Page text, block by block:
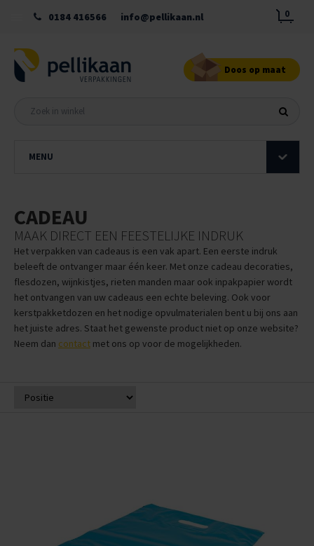
0184 416566 info@pellikaan.nl 0
Doos op maat
MENU
CADEAU
MAAK DIRECT EEN FEESTELIJKE INDRUK
Het verpakken van cadeaus is een vak apart. Een eerste indruk
beleeft de ontvanger maar één keer. Met onze cadeau decoraties,
flesdozen, wijnkistjes, rieten manden maar ook inpakpapier wordt
het ontvangen van uw cadeaus een echte beleving. Ook voor
kerstpakketdozen en het nodige opvulmaterialen bent u bij ons aan
het juiste adres. Staat het gewenste product niet op onze website?
Neem dan contact met ons op voor de mogelijkheden.